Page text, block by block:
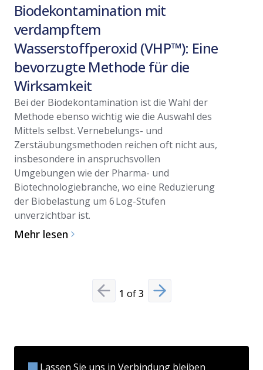
Biodekontamination mit
verdampftem
Wasserstoffperoxid (VHP™): Eine
bevorzugte Methode für die
Wirksamkeit
Bei der Biodekontamination ist die Wahl der
Methode ebenso wichtig wie die Auswahl des
Mittels selbst. Vernebelungs- und
Zerstäubungsmethoden reichen oft nicht aus,
insbesondere in anspruchsvollen
Umgebungen wie der Pharma- und
Biotechnologiebranche, wo eine Reduzierung
der Biobelastung um 6 Log-Stufen
unverzichtbar ist.
Mehr lesen
Previous slide
1 of3 Next slide
Lassen Sie uns in Verbindung bleiben